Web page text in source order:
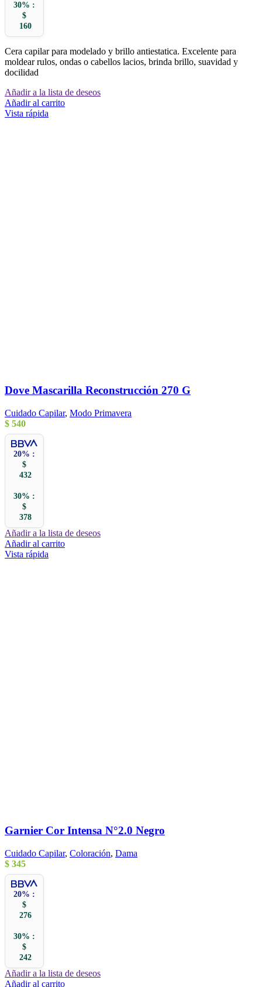
30% :
$
160
Cera capilar para modelado y brillo antiestatica. Excelente para
moldear rulos, ondas o cabellos lacios, brinda brillo, suavidad y
docilidad
Añadir a la lista de deseos
Añadir al carrito
Vista rápida
Dove Mascarilla Reconstrucción 270 G
Cuidado Capilar, Modo Primavera
$ 540
20% :
$
432
30% :
$
378
Añadir a la lista de deseos
Añadir al carrito
Vista rápida
Garnier Cor Intensa N°2.0 Negro
Cuidado Capilar, Coloración, Dama
$ 345
20% :
$
276
30% :
$
242
Añadir a la lista de deseos
Añadir al carrito